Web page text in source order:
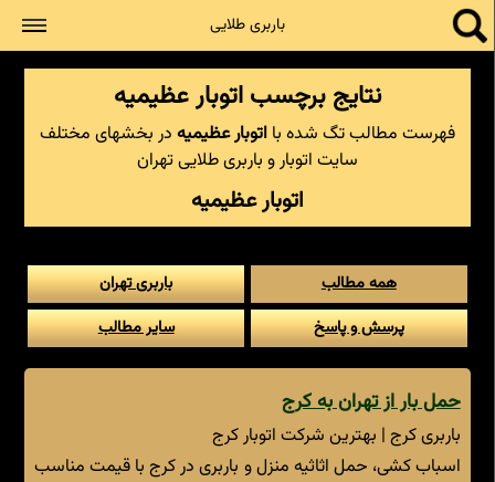
باربری طلایی
نتایج برچسب اتوبار عظیمیه
فهرست مطالب تگ شده با اتوبار عظیمیه در بخشهای مختلف
سایت اتوبار و باربری طلایی تهران
اتوبار عظیمیه
همه مطالب
باربری تهران
پرسش و پاسخ
سایر مطالب
حمل بار از تهران به کرج
باربری کرج | بهترین شرکت اتوبار کرج
اسباب کشی، حمل اثاثیه منزل و باربری در کرج با قیمت مناسب
جستجو